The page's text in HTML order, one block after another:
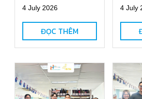
4 July 2026
ĐỌC THÊM
4 July